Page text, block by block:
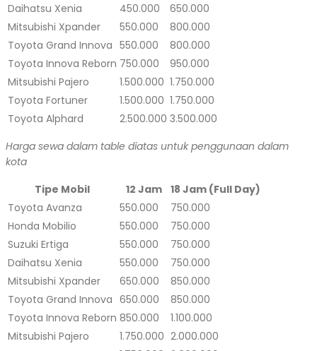
Daihatsu Xenia
450.000
650.000
Mitsubishi Xpander
550.000
800.000
Toyota Grand Innova 550.000
800.000
Toyota Innova Reborn 750.000
950.000
Mitsubishi Pajero
1.500.000 1.750.000
Toyota Fortuner
1.500.000 1.750.000
Toyota Alphard
2.500.000 3.500.000
Harga sewa dalam table diatas untuk penggunaan dalam
kota
Tipe Mobil
12 Jam
18 Jam (Full Day)
Toyota Avanza
550.000
750.000
Honda Mobilio
550.000
750.000
Suzuki Ertiga
550.000
750.000
Daihatsu Xenia
550.000
750.000
Mitsubishi Xpander
650.000
850.000
Toyota Grand Innova 650.000
850.000
Toyota Innova Reborn 850.000
1.100.000
Mitsubishi Pajero
1.750.000 2.000.000